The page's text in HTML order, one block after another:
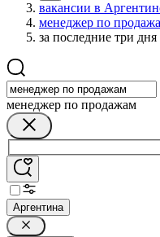
вакансии в
менеджер по
за последние три дня
менеджер по продажам
Аргентина